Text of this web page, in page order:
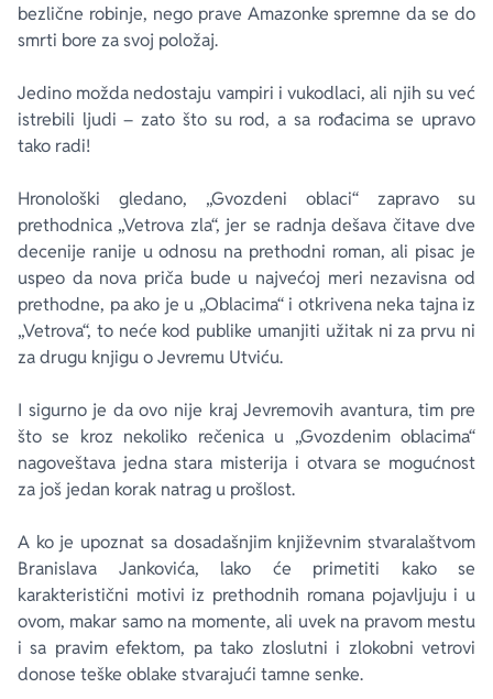
bezlične robinje, nego prave Amazonke spremne da se do
smrti bore za svoj položaj.
Jedino možda nedostaju vampiri i vukodlaci, ali njih su već
istrebili ljudi – zato što su rod, a sa rođacima se upravo
tako radi!
Hronološki gledano, „Gvozdeni oblaci“ zapravo su
prethodnica „Vetrova zla“, jer se radnja dešava čitave dve
decenije ranije u odnosu na prethodni roman, ali pisac je
uspeo da nova priča bude u najvećoj meri nezavisna od
prethodne, pa ako je u „Oblacima“ i otkrivena neka tajna iz
„Vetrova“, to neće kod publike umanjiti užitak ni za prvu ni
za drugu knjigu o Jevremu Utviću.
I sigurno je da ovo nije kraj Jevremovih avantura, tim pre
što se kroz nekoliko rečenica u „Gvozdenim oblacima“
nagoveštava jedna stara misterija i otvara se mogućnost
za još jedan korak natrag u prošlost.
A ko je upoznat sa dosadašnjim književnim stvaralaštvom
Branislava Jankovića, lako će primetiti kako se
karakteristični motivi iz prethodnih romana pojavljuju i u
ovom, makar samo na momente, ali uvek na pravom mestu
i sa pravim efektom, pa tako zloslutni i zlokobni vetrovi
donose teške oblake stvarajući tamne senke.